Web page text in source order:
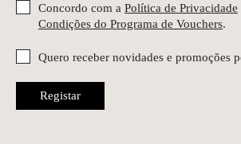
Concordo com a Política de Privacidade
Condições do Programa de Vouchers.
Quero receber novidades e promoções
Registar